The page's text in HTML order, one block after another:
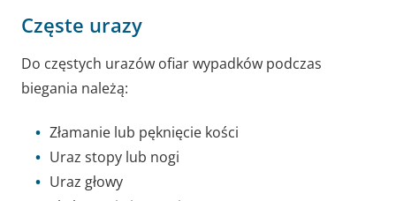
Częste urazy
Do częstych urazów ofiar wypadków podczas
biegania należą:
Złamanie lub pęknięcie kości
Uraz stopy lub nogi
Uraz głowy